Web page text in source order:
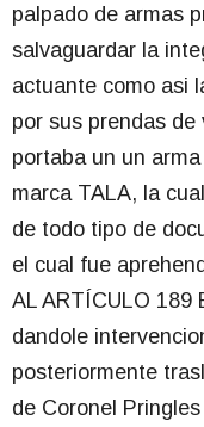
palpado de armas
salvaguardar la
actuante como asi
por sus prendas
portaba un un
marca TALA, la
de todo tipo de
el cual fue
AL ARTÍCULO 189
dandole
posteriormente
de Coronel